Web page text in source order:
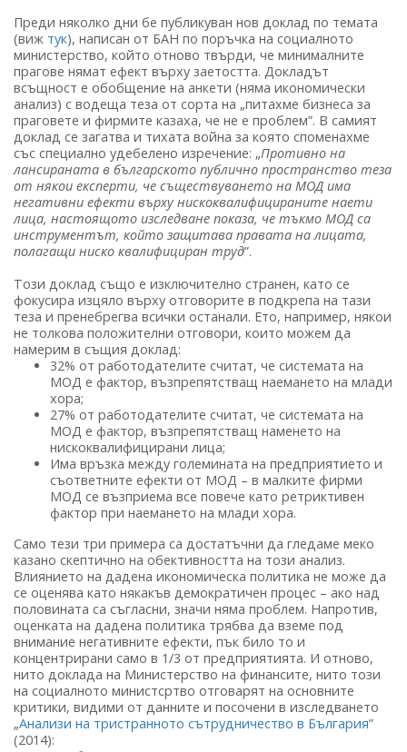
Преди няколко дни бе публикуван нов доклад по темата
(виж тук), написан от БАН по поръчка на социалното
министерство, който отново твърди, че минималните
прагове нямат ефект върху заетостта. Докладът
всъщност е обобщение на анкети (няма икономически
анализ) с водеща теза от сорта на „питахме бизнеса за
праговете и фирмите казаха, че не е проблем”. В самият
доклад се загатва и тихата война за която споменахме
със специално удебелено изречение: „Противно на
лансираната в българското публично пространство теза
от някои експерти, че съществуването на МОД има
негативни ефекти върху нискоквалифицираните наети
лица, настоящото изследване показа, че тъкмо МОД са
инструментът, който защитава правата на лицата,
полагащи ниско квалифициран труд”.
Този доклад също е изключително странен, като се
фокусира изцяло върху отговорите в подкрепа на тази
теза и пренебрегва всички останали. Ето, например, някои
не толкова положителни отговори, които можем да
намерим в същия доклад:
32% от работодателите считат, че системата на
МОД е фактор, възпрепятстващ наемането на млади
хора;
27% от работодателите считат, че системата на
МОД е фактор, възпрепятстващ наменето на
нискоквалифицирани лица;
Има връзка между големината на предприятието и
съответните ефекти от МОД – в малките фирми
МОД се възприема все повече като ретриктивен
фактор при наемането на млади хора.
Само тези три примера са достатъчни да гледаме меко
казано скептично на обективността на този анализ.
Влиянието на дадена икономическа политика не може да
се оценява като някакъв демократичен процес – ако над
половината са съгласни, значи няма проблем. Напротив,
оценката на дадена политика трябва да вземе под
внимание негативните ефекти, пък било то и
концентрирани само в 1/3 от предприятията. И отново,
нито доклада на Министерство на финансите, нито този
на социалното министсртво отговарят на основните
критики, видими от данните и посочени в изследването
„Анализи на тристранното сътрудничество в България”
(2014):